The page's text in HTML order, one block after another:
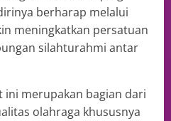
berharap melalui
meningkatkan persatuan
silahturahmi antar
merupakan bagian dari
olahraga khususnya